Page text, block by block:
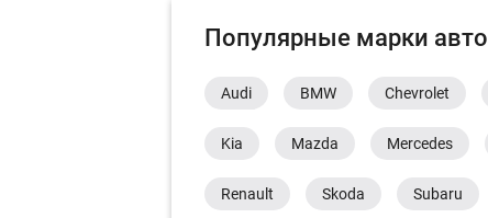
Популярные марки авто
Audi BMW Chevrolet
Kia Mazda Mercedes
Renault Skoda Subaru